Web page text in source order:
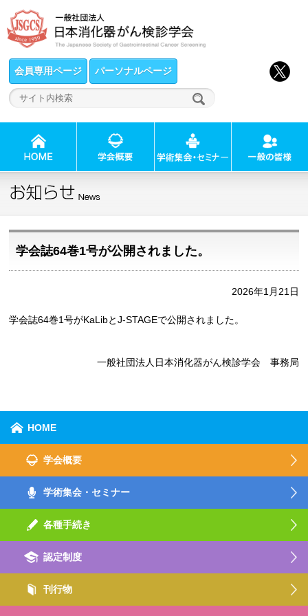
会員専用ページ パーソナルページ
学会誌64巻1号が公開されました。
2026年1月21日
学会誌64巻1号がKaLibとJ-STAGEで公開されました。
一般社団法人日本消化器がん検診学会 事務局
HOME
学会概要
学術集会・セミナー
各種手続き
認定制度
刊行物